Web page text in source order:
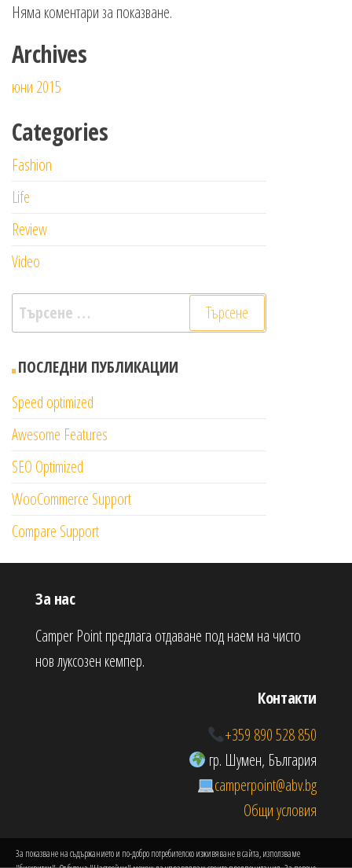
Няма коментари за показване.
Archives
юни 2015
Categories
Fashion
Life
Review
Video
Търсене
за:
ПОСЛЕДНИ ПУБЛИКАЦИИ
Speed optimized
Awesome Features
SEO Optimized
WooCommerce Support
Compare Support
За нас
Camper Point предлага отдаване под наем на чисто
нов луксозен кемпер.
Контакти
+359 890 528 850
гр. Шумен, България
camperpoint@abv.bg
Общи условия
За показване на съдържанието и по-добро потребителско изживяване в сайта, използваме